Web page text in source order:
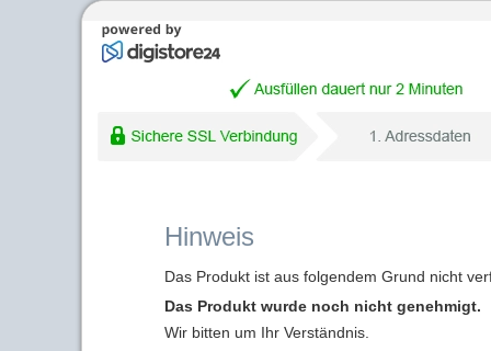
Hinweis
Das Produkt ist aus folgendem Grund nicht
Das Produkt wurde noch nicht genehmigt.
Wir bitten um Ihr Verständnis.